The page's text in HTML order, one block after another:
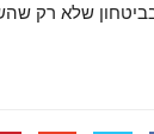
שלא רק